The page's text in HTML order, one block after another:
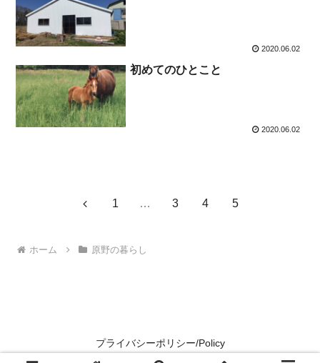
2020.06.02
初めてのひとこと
2020.06.02
前
1 … 3 4 5
ホーム 原野の暮らし
プライバシーポリシー/Policy